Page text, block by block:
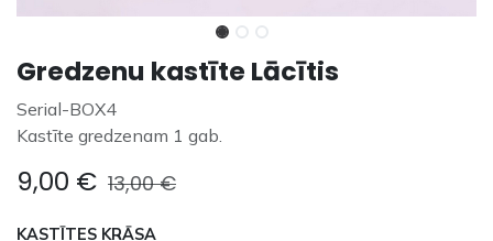
Gredzenu kastīte Lācītis
Serial-BOX4
Kastīte gredzenam 1 gab.
9,00 € 13,00€
KASTĪTES KRĀSA